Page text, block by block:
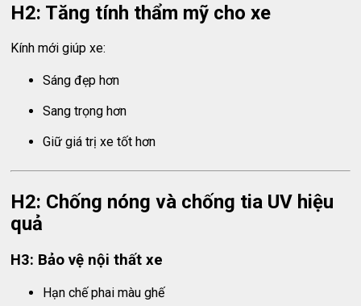
H2: Tăng tính thẩm mỹ cho xe
Kính mới giúp xe:
Sáng đẹp hơn
Sang trọng hơn
Giữ giá trị xe tốt hơn
H2: Chống nóng và chống tia UV hiệu
quả
H3: Bảo vệ nội thất xe
Hạn chế phai màu ghế